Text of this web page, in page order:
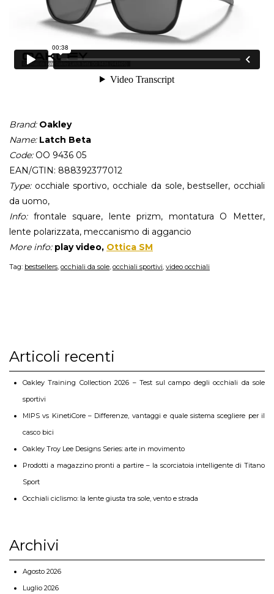
Brand:Oakley
Name:Latch Beta
Code:OO 9436 05
EAN/GTIN: 888392377012
Type:occhiale sportivo, occhiale da sole, bestseller, occhiali
da uomo,
Info:frontale square, lente prizm, montatura O Metter,
lente polarizzata, meccanismo di aggancio
More info:play video, Ottica SM
Tag: bestsellers, occhiali da sole, occhiali sportivi, video occhiali
Articoli recenti
Oakley Training Collection 2026 – Test sul campo degli occhiali da sole
sportivi
MIPS vs KinetiCore – Differenze, vantaggi e quale sistema scegliere per il
casco bici
Oakley Troy Lee Designs Series: arte in movimento
Prodotti a magazzino pronti a partire – la scorciatoia intelligente di Titano
Sport
Occhiali ciclismo: la lente giusta tra sole, vento e strada
Archivi
Agosto 2026
Luglio 2026